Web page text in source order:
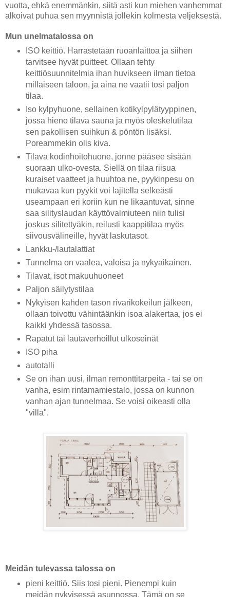
vuotta, ehkä enemmänkin, siitä asti kun miehen vanhemmat
alkoivat puhua sen myynnistä jollekin kolmesta veljeksestä.
Mun unelmatalossa on
ISO keittiö. Harrastetaan ruoanlaittoa ja siihen
tarvitsee hyvät puitteet. Ollaan tehty
keittiösuunnitelmia ihan huvikseen ilman tietoa
millaiseen taloon, ja aina ne vaatii tosi paljon
tilaa.
Iso kylpyhuone, sellainen kotikylpylätyyppinen,
jossa hieno tilava sauna ja myös oleskelutilaa
sen pakollisen suihkun & pöntön lisäksi.
Poreammekin olis kiva.
Tilava kodinhoitohuone, jonne pääsee sisään
suoraan ulko-ovesta. Siellä on tilaa riisua
kuraiset vaatteet ja huuhtoa ne, pyykinpesu on
mukavaa kun pyykit voi lajitella selkeästi
useampaan eri koriin kun ne likaantuvat, sinne
saa silityslaudan käyttövalmiuteen niin tulisi
joskus silitettyäkin, reilusti kaappitilaa myös
siivousvälineille, hyvät laskutasot.
Lankku-/lautalattiat
Tunnelma on vaalea, valoisa ja nykyaikainen.
Tilavat, isot makuuhuoneet
Paljon säilytystilaa
Nykyisen kahden tason rivarikokeilun jälkeen,
ollaan toivottu vähintäänkin isoa alakertaa, jos ei
kaikki yhdessä tasossa.
Rapatut tai lautaverhoillut ulkoseinät
ISO piha
autotalli
Se on ihan uusi, ilman remonttitarpeita - tai se on
vanha, esim rintamamiestalo, jossa on kunnon
vanhan ajan tunnelmaa. Se voisi oikeasti olla
"villa".
Meidän tulevassa talossa on
pieni keittiö. Siis tosi pieni. Pienempi kuin
meidän nykyisessä asunnossa. Tämä on se